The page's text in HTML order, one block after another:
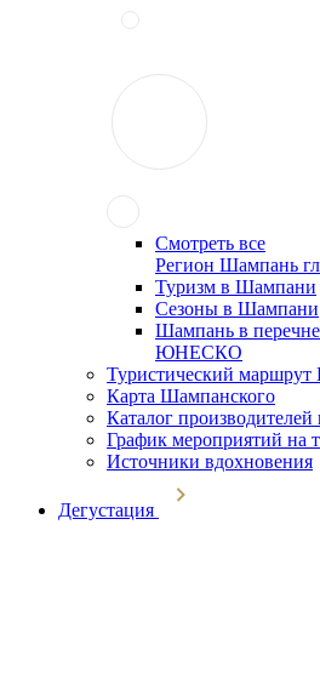
Смотреть все
Регион Шампань
Туризм в Шампани
Сезоны в Шампани
Шампань в
ЮНЕСКО
Туристический
Карта Шампанского
Каталог
График мероприятий на
Источники вдохновения
Дегустация